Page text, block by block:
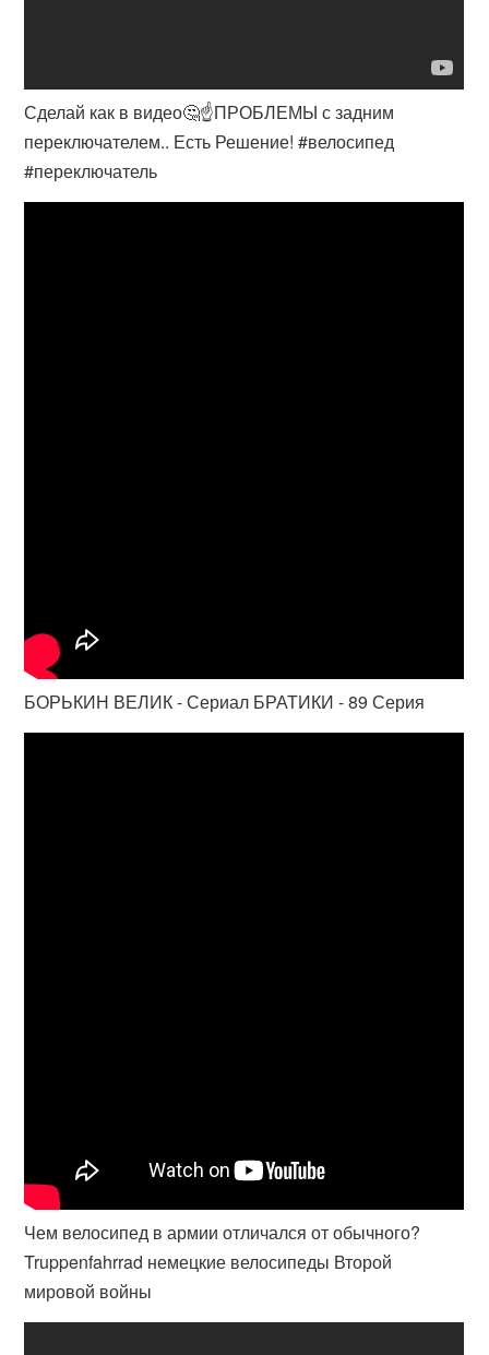
Сделай как в видео🤔☝️ПРОБЛЕМЫ с задним
переключателем.. Есть Решение! #велосипед
#переключатель
БОРЬКИН ВЕЛИК - Сериал БРАТИКИ - 89 Серия
Чем велосипед в армии отличался от обычного?
Truppenfahrrad немецкие велосипеды Второй
мировой войны